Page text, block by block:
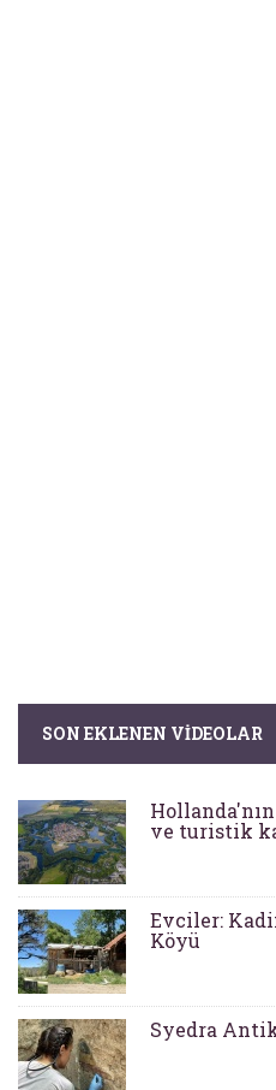
SON EKLENEN VIDEOLAR
ve turistik
Evciler:
Köyü
Syedra